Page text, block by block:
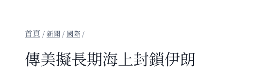
/新聞 / 國際 /
傳美擬長期海上封鎖伊朗